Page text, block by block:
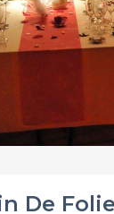
De Folie